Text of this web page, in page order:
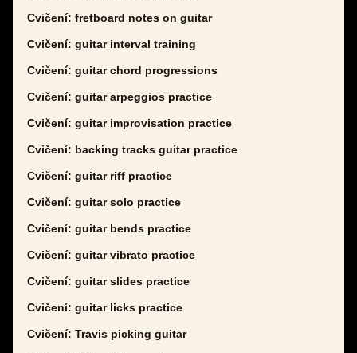
Cvičení: fretboard notes on guitar
Cvičení: guitar interval training
Cvičení: guitar chord progressions
Cvičení: guitar arpeggios practice
Cvičení: guitar improvisation practice
Cvičení: backing tracks guitar practice
Cvičení: guitar riff practice
Cvičení: guitar solo practice
Cvičení: guitar bends practice
Cvičení: guitar vibrato practice
Cvičení: guitar slides practice
Cvičení: guitar licks practice
Cvičení: Travis picking guitar